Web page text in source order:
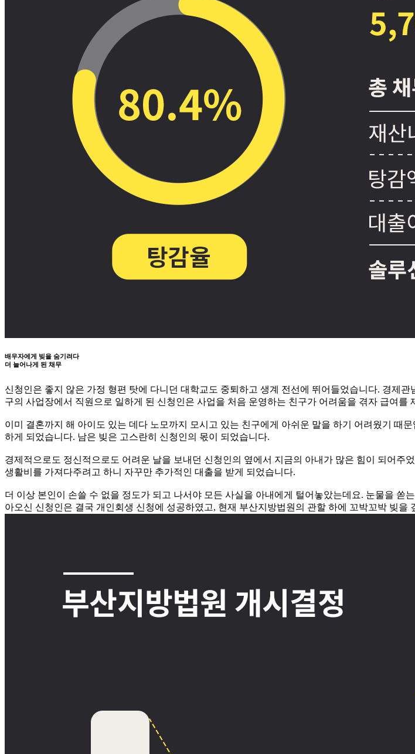
배우자에게 빚을 숨기려다
더 늘어나게 된 채무
신청인은 좋지 않은 가정 형편 탓에 다니던 대학교도 중퇴하고 생계 전선에 뛰어들었습니다. 경제
구의 사업장에서 직원으로 일하게 된 신청인은 사업을 처음 운영하는 친구가 어려움을 겪자 급여를
이미 결혼까지 해 아이도 있는 데다 노모까지 모시고 있는 친구에게 아쉬운 말을 하기 어려웠기 때
하게 되었습니다. 남은 빚은 고스란히 신청인의 몫이 되었습니다.
경제적으로도 정신적으로도 어려운 날을 보내던 신청인의 옆에서 지금의 아내가 많은 힘이 되어주
생활비를 가져다주려고 하니 자꾸만 추가적인 대출을 받게 되었습니다.
더 이상 본인이 손쓸 수 없을 정도가 되고 나서야 모든 사실을 아내에게 털어놓았는데요. 눈물을
아오신 신청인은 결국 개인회생 신청에 성공하였고, 현재 부산지방법원의 관할 하에 꼬박꼬박 빚을